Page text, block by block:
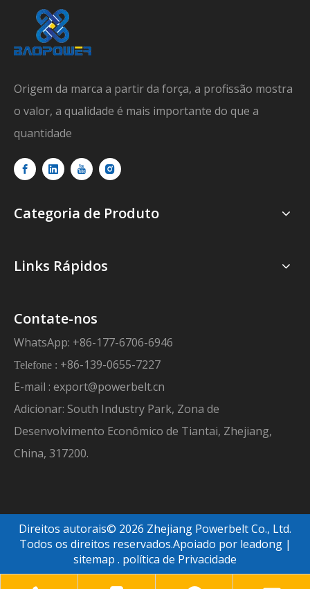
Origem da marca a partir da força, a profissão mostra
o valor, a qualidade é mais importante do que a
quantidade
Categoria de Produto
Links Rápidos
Contate-nos
WhatsApp: +86-177-6706-6946
Telefone : +86-139-0655-7227
E-mail : export@powerbelt.cn
Adicionar: South Industry Park, Zona de
Desenvolvimento Econômico de Tiantai, Zhejiang,
China, 317200.
Direitos autorais© 2026 Zhejiang Powerbelt Co., Ltd.
Todos os direitos reservados.Apoiado porleadong|
sitemap . política de Privacidade